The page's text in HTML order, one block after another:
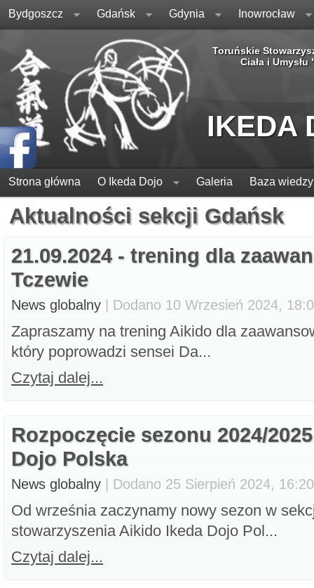
Bydgoszcz Gdańsk Gdynia Inowrocław
Toruńskie
Ciała i Umysłu
IKEDA
Strona główna O Ikeda Dojo Galeria Baza wiedzy
Aktualności sekcji Gdańsk
21.09.2024 - trening dla
Tczewie
News globalny | Dodano 10 Wrzesień 2024,
Zapraszamy na trening Aikido dla
który poprowadzi sensei Da...
Czytaj dalej...
Rozpoczęcie sezonu 2024/
Dojo Polska
News globalny | Dodano 25 Sierpień 2024,
Od września zaczynamy nowy sezon w
stowarzyszenia Aikido Ikeda Dojo Pol...
Czytaj dalej...